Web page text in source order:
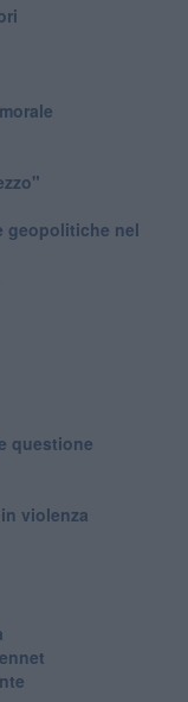
geopolitiche nel
questione
violenza